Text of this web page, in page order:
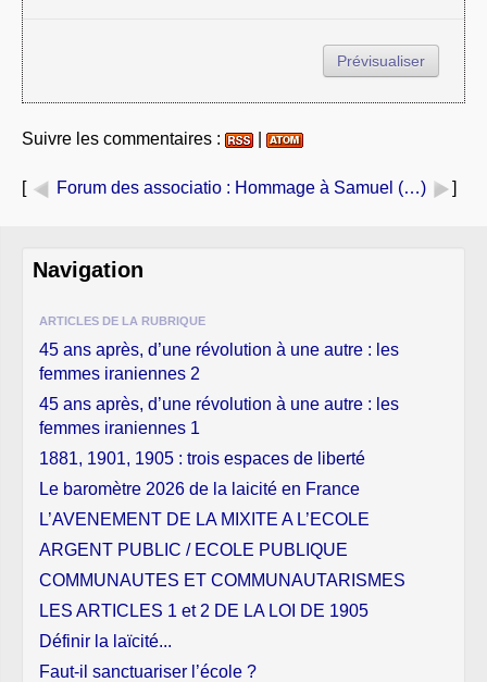
Suivre les commentaires :
[ Forum des associatio : Hommage à Samuel (…) ]
Navigation
ARTICLES DE LA RUBRIQUE
45 ans après, d’une révolution à une autre : les
femmes iraniennes 2
45 ans après, d’une révolution à une autre : les
femmes iraniennes 1
1881, 1901, 1905 : trois espaces de liberté
Le baromètre 2026 de la laicité en France
L’AVENEMENT DE LA MIXITE A L’ECOLE
ARGENT PUBLIC / ECOLE PUBLIQUE
COMMUNAUTES ET COMMUNAUTARISMES
LES ARTICLES 1 et 2 DE LA LOI DE 1905
Définir la laïcité...
Faut-il sanctuariser l’école ?